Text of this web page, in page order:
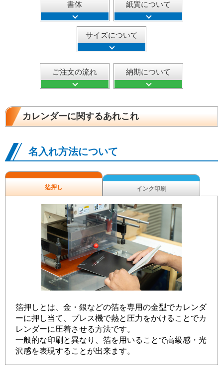
書体 紙質について
サイズについて
ご注文の流れ 納期について
カレンダーに関するあれこれ
名入れ方法について
箔押し インク印刷
箔押しとは、金・銀などの箔を専用の金型でカレンダ
ーに押し当て、プレス機で熱と圧力をかけることでカ
レンダーに圧着させる方法です。
一般的な印刷と異なり、箔を用いることで高級感・光
沢感を表現することが出来ます。